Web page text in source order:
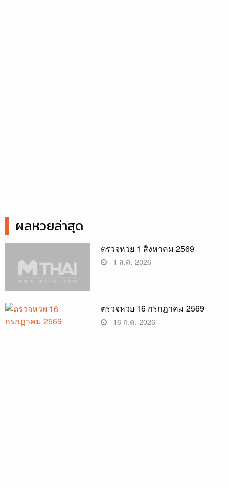
ผลหวยล่าสุด
ตรวจหวย 1 สิงหาคม 2569
1 ส.ค. 2026
ตรวจหวย 16 กรกฎาคม 2569
16 ก.ค. 2026